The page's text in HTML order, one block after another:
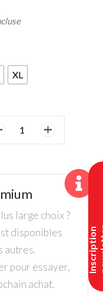
I
n
s
c
r
i
p
t
i
o
n
n
e
w
s
l
e
t
t
e
XL
quantité
Junior
Noirlarge choix ?
disponibles
autres.
pour essayer,
achat.